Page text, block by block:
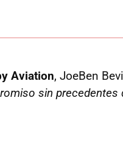
Aviation, JoeBen
sin precedentes